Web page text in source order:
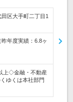
区大手町二丁目1
年度実績：6.8ヶ
上◇金融・不動産
ゆくは本社部門